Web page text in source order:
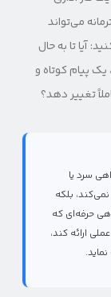
می‌تواند
آیا تا به حال
پیام کوتاه و
تغییر دهد؟
سرد یا
بلکه
حرفه‌ای که
ارائه کند،